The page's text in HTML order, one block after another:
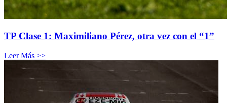
TP Clase 1: Maximiliano Pérez, otra vez con el “1”
Leer Más >>